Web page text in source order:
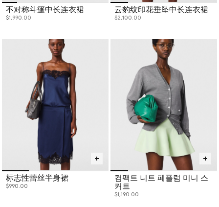
不对称斗篷中长连衣裙
$1,990.00
云豹纹印花垂坠中长连衣裙
$2,100.00
标志性蕾丝半身裙
$990.00
컴팩트 니트 페플럼 미니 스
커트
$1,190.00